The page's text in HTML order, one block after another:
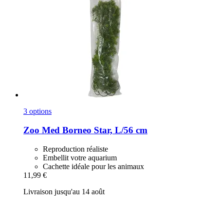
3 options
Zoo Med Borneo Star, L/56 cm
Reproduction réaliste
Embellit votre aquarium
Cachette idéale pour les animaux
11,99 €
Livraison jusqu'au 14 août